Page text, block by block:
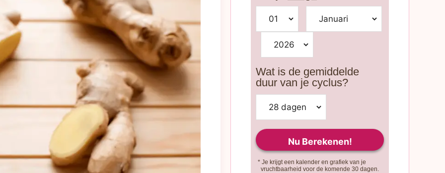
Wat is de gemiddelde
duur van je cyclus?
* Je krijgt een kalender en grafiek van je
vruchtbaarheid voor de komende 30 dagen.